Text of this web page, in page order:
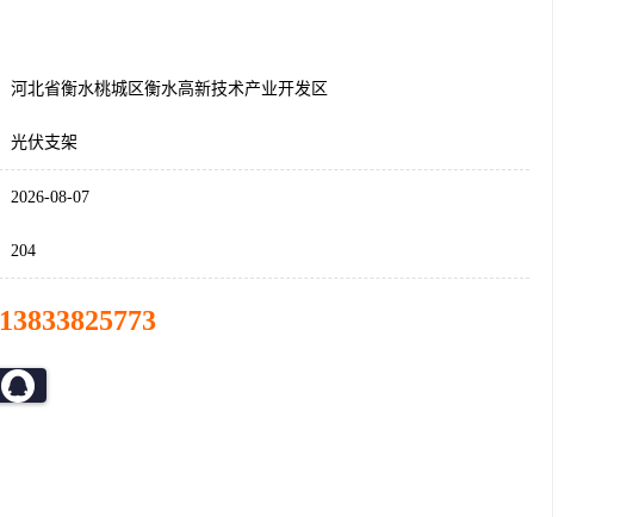
河北省衡水桃城区衡水高新技术产业开发区
光伏支架
2026-08-07
204
13833825773